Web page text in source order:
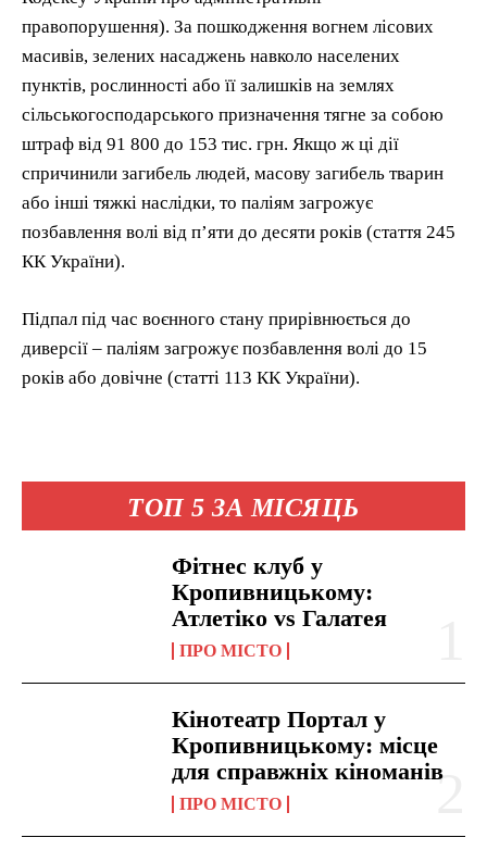
ТОП 5 ЗА МІСЯЦЬ
Фітнес клуб у
Кропивницькому:
Атлетіко vs Галатея
ПРО МІСТО
Кінотеатр Портал у
Кропивницькому: місце
для справжніх кіноманів
ПРО МІСТО
правопорушення). За пошкодження вогнем лісових
масивів, зелених насаджень навколо населених
пунктів, рослинності або її залишків на землях
сільськогосподарського призначення тягне за собою
штраф від 91 800 до 153 тис. грн. Якщо ж ці дії
спричинили загибель людей, масову загибель тварин
або інші тяжкі наслідки, то паліям загрожує
позбавлення волі від п’яти до десяти років (стаття 245
КК України).
Підпал під час воєнного стану прирівнюється до
диверсії – паліям загрожує позбавлення волі до 15
років або довічне (статті 113 КК України).